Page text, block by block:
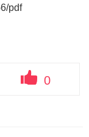
pdf
0